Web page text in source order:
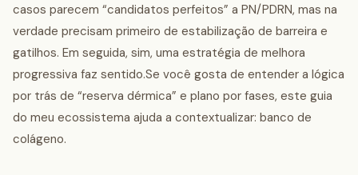
casos parecem “candidatos perfeitos” a PN/PDRN, mas na
verdade precisam primeiro de estabilização de barreira e
gatilhos. Em seguida, sim, uma estratégia de melhora
progressiva faz sentido.Se você gosta de entender a lógica
por trás de “reserva dérmica” e plano por fases, este guia
do meu ecossistema ajuda a contextualizar: banco de
colágeno.